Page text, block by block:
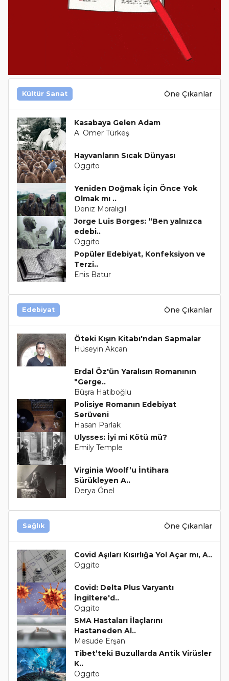
Kültür Sanat Öne Çıkanlar
Kasabaya Gelen Adam
A. Ömer Türkeş
Hayvanların Sıcak Dünyası
Oggito
Yeniden Doğmak İçin Önce Yok
Olmak mı ..
Deniz Moralıgil
Jorge Luis Borges: “Ben yalnızca
edebi..
Oggito
Popüler Edebiyat, Konfeksiyon ve
Terzi..
Enis Batur
Edebiyat Öne Çıkanlar
Öteki Kışın Kitabı'ndan Sapmalar
Hüseyin Akcan
Erdal Öz'ün Yaralısın Romanının
"Gerge..
Büşra Hatiboğlu
Polisiye Romanın Edebiyat
Serüveni
Hasan Parlak
Ulysses: İyi mi Kötü mü?
Emily Temple
Virginia Woolf’u İntihara
Sürükleyen A..
Derya Önel
Sağlık Öne Çıkanlar
Covid Aşıları Kısırlığa Yol Açar mı, A..
Oggito
Covid: Delta Plus Varyantı
İngiltere'd..
Oggito
SMA Hastaları İlaçlarını
Hastaneden Al..
Mesude Erşan
Tibet’teki Buzullarda Antik Virüsler
K..
Oggito